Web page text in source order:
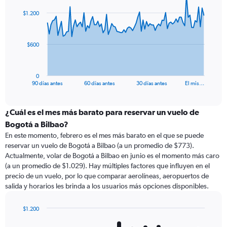
data
The
categories.
Range:
91
categories.
The
chart
has
1
Y
displaying
90 días antes 60 días antes 30 días antes El mis…
0
$600
$1.200
¿Cuál es el mes más barato para reservar un vuelo de
Bogotá a Bilbao?
En este momento, febrero es el mes más barato en el que se puede
reservar un vuelo de Bogotá a Bilbao (a un promedio de $773).
Actualmente, volar de Bogotá a Bilbao en junio es el momento más caro
(a un promedio de $1.029). Hay múltiples factores que influyen en el
precio de un vuelo, por lo que comparar aerolíneas, aeropuertos de
salida y horarios les brinda a los usuarios más opciones disponibles.
$1.200